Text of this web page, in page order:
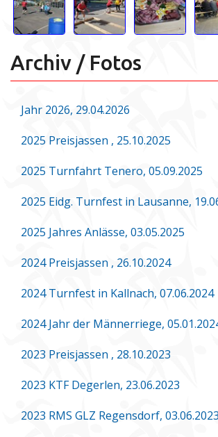
Archiv / Fotos
Jahr 2026, 29.04.2026
2025 Preisjassen , 25.10.2025
2025 Turnfahrt Tenero, 05.09.2025
2025 Eidg. Turnfest in Lausanne,
2025 Jahres Anlässe, 03.05.2025
2024 Preisjassen , 26.10.2024
2024 Turnfest in Kallnach, 07.06.2024
2024 Jahr der Männerriege,
2023 Preisjassen , 28.10.2023
2023 KTF Degerlen, 23.06.2023
2023 RMS GLZ Regensdorf, 03.06.2023